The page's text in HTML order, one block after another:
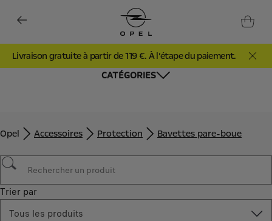
Livraison gratuite à partir de 119 €. À l’étape du paiement.
CATÉGORIES
Opel Accessoires Protection Bavettes pare-boue
Trier par
Tous les produits